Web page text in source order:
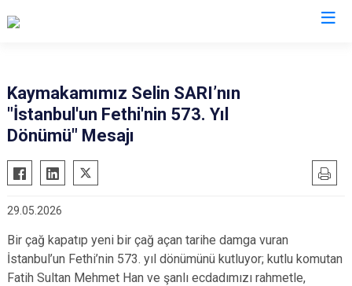
Alucra
Çamoluk
Doğankent
Espiye
Görele
Tirebolu
Yağlıdere
Kaymakamımız Selin SARI’nın
"İstanbul'un Fethi'nin 573. Yıl
Dönümü" Mesajı
29.05.2026
Bir çağ kapatıp yeni bir çağ açan tarihe damga vuran
İstanbul’un Fethi’nin 573. yıl dönümünü kutluyor; kutlu komutan
Fatih Sultan Mehmet Han ve şanlı ecdadımızı rahmetle,